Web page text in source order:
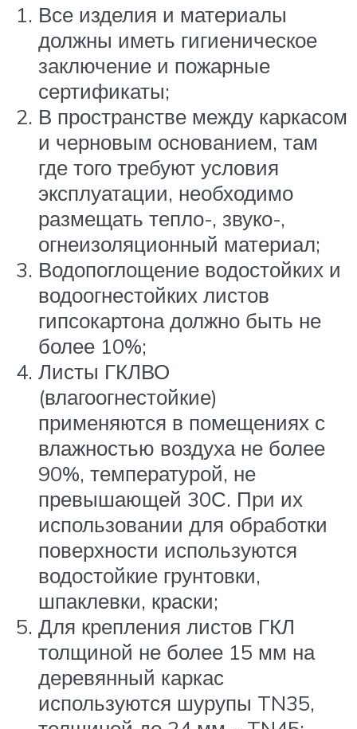
Все изделия и материалы
должны иметь гигиеническое
заключение и пожарные
сертификаты;
В пространстве между каркасом
и черновым основанием, там
где того требуют условия
эксплуатации, необходимо
размещать тепло-, звуко-,
огнеизоляционный материал;
Водопоглощение водостойких и
водоогнестойких листов
гипсокартона должно быть не
более 10%;
Листы ГКЛВО
(влагоогнестойкие)
применяются в помещениях с
влажностью воздуха не более
90%, температурой, не
превышающей 30С. При их
использовании для обработки
поверхности используются
водостойкие грунтовки,
шпаклевки, краски;
Для крепления листов ГКЛ
толщиной не более 15 мм на
деревянный каркас
используются шурупы TN35,